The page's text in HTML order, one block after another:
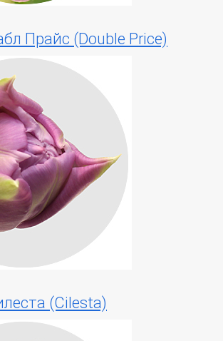
Прайс (Double Price)
(Cilesta)